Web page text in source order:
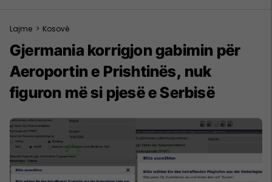
Lajme > Kosovë
Gjermania korrigjon gabimin për
Aeroportin e Prishtinës, nuk
figuron më si pjesë e Serbisë